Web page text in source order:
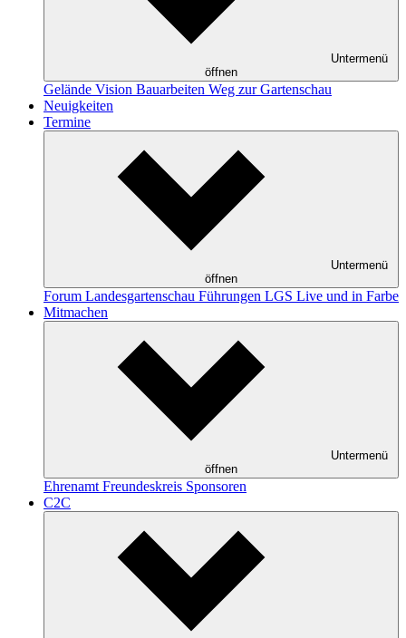
Untermenü
öffnen
Gelände Vision Bauarbeiten Weg zur Gartenschau
Neuigkeiten
Termine
Untermenü
öffnen
Forum Landesgartenschau Führungen LGS Live und in Farbe
Mitmachen
Untermenü
öffnen
Ehrenamt Freundeskreis Sponsoren
C2C